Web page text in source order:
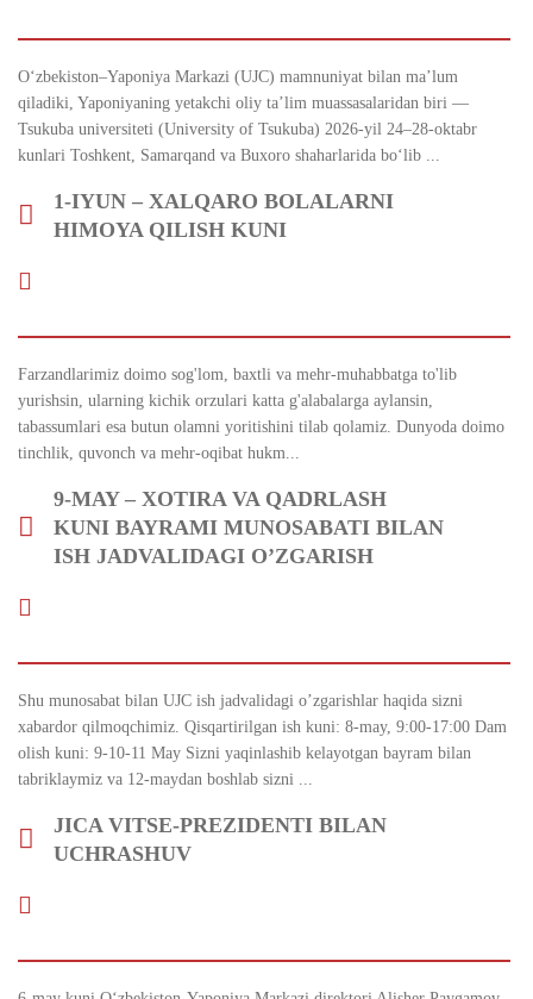
O‘zbekiston–Yaponiya Markazi (UJC) mamnuniyat bilan ma’lum
qiladiki, Yaponiyaning yetakchi oliy ta’lim muassasalaridan biri —
Tsukuba universiteti (University of Tsukuba) 2026-yil 24–28-oktabr
kunlari Toshkent, Samarqand va Buxoro shaharlarida bo‘lib ...
1-IYUN – XALQARO BOLALARNI
HIMOYA QILISH KUNI
Farzandlarimiz doimo sog'lom, baxtli va mehr-muhabbatga to'lib
yurishsin, ularning kichik orzulari katta g'alabalarga aylansin,
tabassumlari esa butun olamni yoritishini tilab qolamiz. Dunyoda doimo
tinchlik, quvonch va mehr-oqibat hukm...
9-MAY – XOTIRA VA QADRLASH
KUNI BAYRAMI MUNOSABATI BILAN
ISH JADVALIDAGI O’ZGARISH
Shu munosabat bilan UJC ish jadvalidagi o’zgarishlar haqida sizni
xabardor qilmoqchimiz. Qisqartirilgan ish kuni: 8-may, 9:00-17:00 Dam
olish kuni: 9-10-11 May Sizni yaqinlashib kelayotgan bayram bilan
tabriklaymiz va 12-maydan boshlab sizni ...
JICA VITSE-PREZIDENTI BILAN
UCHRASHUV